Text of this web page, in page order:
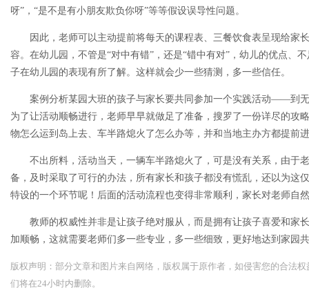
呀”，“是不是有小朋友欺负你呀”等等假设误导性问题。
因此，老师可以主动提前将每天的课程表、三餐饮食表呈现给家
容。在幼儿园，不管是“对中有错”，还是“错中有对”，幼儿的优点、
子在幼儿园的表现有所了解。这样就会少一些猜测，多一些信任。
案例分析某园大班的孩子与家长要共同参加一个实践活动——到
为了让活动顺畅进行，老师早早就做足了准备，搜罗了一份详尽的攻
物怎么运到岛上去、车半路熄火了怎么办等，并和当地主办方都提前
不出所料，活动当天，一辆车半路熄火了，可是没有关系，由于
备，及时采取了可行的办法，所有家长和孩子都没有慌乱，还以为这
特设的一个环节呢！后面的活动流程也变得非常顺利，家长对老师自
教师的权威性并非是让孩子绝对服从，而是拥有让孩子喜爱和家
加顺畅，这就需要老师们多一些专业，多一些细致，更好地达到家园
版权声明：部分文章和图片来自网络，版权属于原作者，如侵害您的合法
们将在24小时内删除。